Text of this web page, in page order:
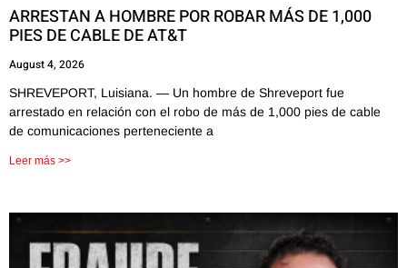
ARRESTAN A HOMBRE POR ROBAR MÁS DE 1,000
PIES DE CABLE DE AT&T
August 4, 2026
SHREVEPORT, Luisiana. — Un hombre de Shreveport fue
arrestado en relación con el robo de más de 1,000 pies de cable
de comunicaciones perteneciente a
Leer más >>